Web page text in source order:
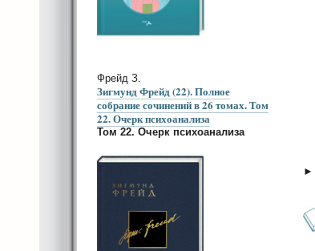
►
Фрейд З.
Зигмунд Фрейд (22). Полное
собрание сочинений в 26 томах. Том
22. Очерк психоанализа
Том 22. Очерк психоанализа